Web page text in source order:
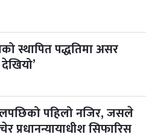
स्थापित पद्धतिमा असर
देखियो’
पहिलो नजिर, जसले
प्रधानन्यायाधीश सिफारिस